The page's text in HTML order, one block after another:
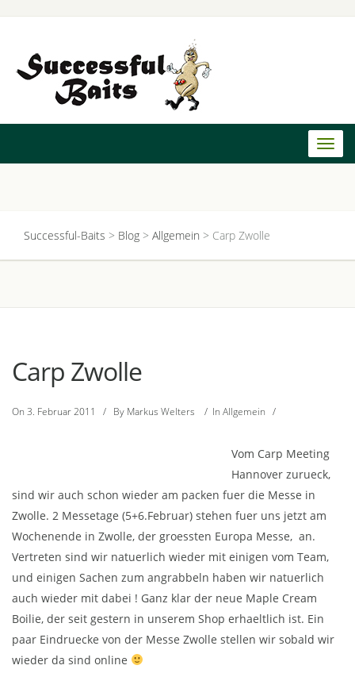
Successful-Baits > Blog > Allgemein > Carp Zwolle
Carp Zwolle
On 3. Februar 2011 / By Markus Welters / In Allgemein /
Vom Carp Meeting
Hannover zurueck,
sind wir auch schon wieder am packen fuer die Messe in
Zwolle. 2 Messetage (5+6.Februar) stehen fuer uns jetzt am
Wochenende in Zwolle, der groessten Europa Messe, an.
Vertreten sind wir natuerlich wieder mit einigen vom Team,
und einigen Sachen zum angrabbeln haben wir natuerlich
auch wieder mit dabei ! Ganz klar der neue Maple Cream
Boilie, der seit gestern in unserem Shop erhaeltlich ist. Ein
paar Eindruecke von der Messe Zwolle stellen wir sobald wir
wieder da sind online